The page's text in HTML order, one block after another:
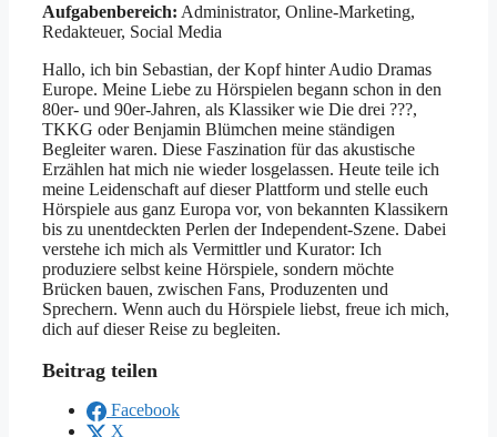
Aufgabenbereich: Administrator, Online-Marketing,
Redakteuer, Social Media
Hallo, ich bin Sebastian, der Kopf hinter Audio Dramas
Europe. Meine Liebe zu Hörspielen begann schon in den
80er- und 90er-Jahren, als Klassiker wie Die drei ???,
TKKG oder Benjamin Blümchen meine ständigen
Begleiter waren. Diese Faszination für das akustische
Erzählen hat mich nie wieder losgelassen. Heute teile ich
meine Leidenschaft auf dieser Plattform und stelle euch
Hörspiele aus ganz Europa vor, von bekannten Klassikern
bis zu unentdeckten Perlen der Independent-Szene. Dabei
verstehe ich mich als Vermittler und Kurator: Ich
produziere selbst keine Hörspiele, sondern möchte
Brücken bauen, zwischen Fans, Produzenten und
Sprechern. Wenn auch du Hörspiele liebst, freue ich mich,
dich auf dieser Reise zu begleiten.
Beitrag teilen
Facebook
X